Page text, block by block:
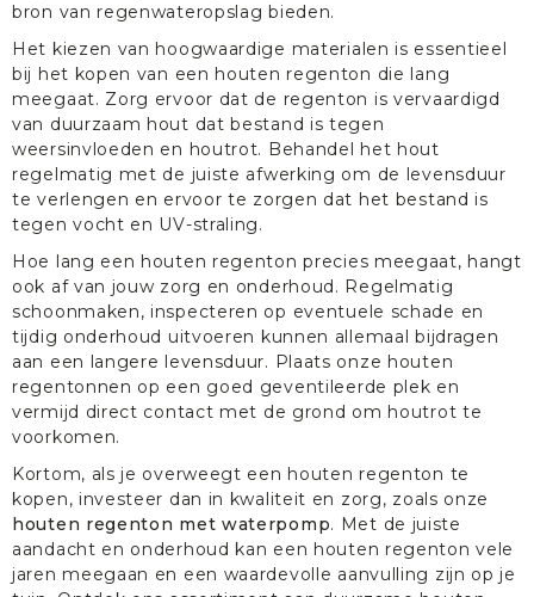
bron van regenwateropslag bieden.
Het kiezen van hoogwaardige materialen is essentieel
bij het kopen van een houten regenton die lang
meegaat. Zorg ervoor dat de regenton is vervaardigd
van duurzaam hout dat bestand is tegen
weersinvloeden en houtrot. Behandel het hout
regelmatig met de juiste afwerking om de levensduur
te verlengen en ervoor te zorgen dat het bestand is
tegen vocht en UV-straling.
Hoe lang een houten regenton precies meegaat, hangt
ook af van jouw zorg en onderhoud. Regelmatig
schoonmaken, inspecteren op eventuele schade en
tijdig onderhoud uitvoeren kunnen allemaal bijdragen
aan een langere levensduur. Plaats onze houten
regentonnen op een goed geventileerde plek en
vermijd direct contact met de grond om houtrot te
voorkomen.
Kortom, als je overweegt een houten regenton te
kopen, investeer dan in kwaliteit en zorg, zoals onze
houten regenton met waterpomp. Met de juiste
aandacht en onderhoud kan een houten regenton vele
jaren meegaan en een waardevolle aanvulling zijn op je